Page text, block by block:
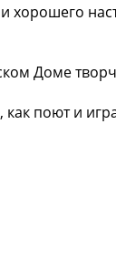
хорошего
Доме
поют и